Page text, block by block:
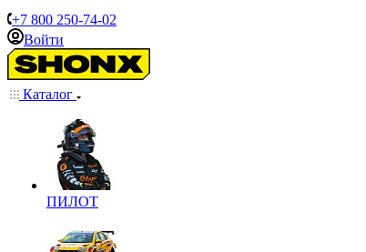
+7 800 250-74-02
Войти
Каталог
ПИЛОТ